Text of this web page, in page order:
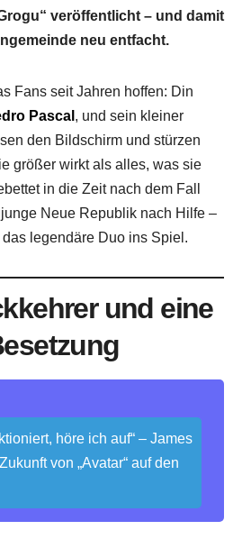
veröffentlicht – und damit
neu entfacht.
Fans seit Jahren hoffen: Din
Pascal , und sein kleiner
den Bildschirm und stürzen
größer wirkt als alles, was sie
in die Zeit nach dem Fall
Neue Republik nach Hilfe –
legendäre Duo ins Spiel.
und eine
höre ich auf“ – James
von „Avatar“ auf den